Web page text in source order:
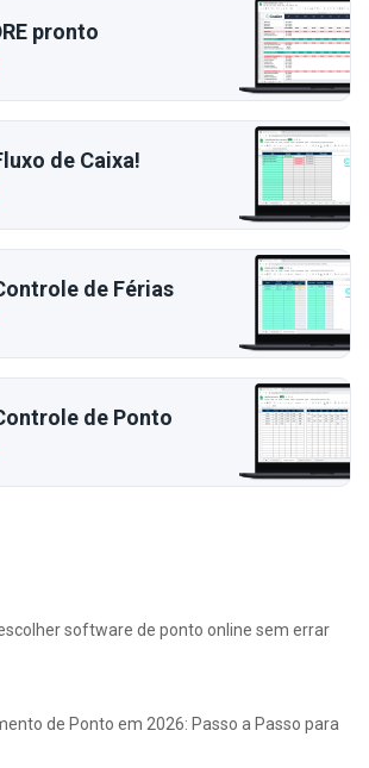
pronto
de Caixa!
de Férias
de Ponto
software de ponto online sem errar
de Ponto em 2026: Passo a Passo para